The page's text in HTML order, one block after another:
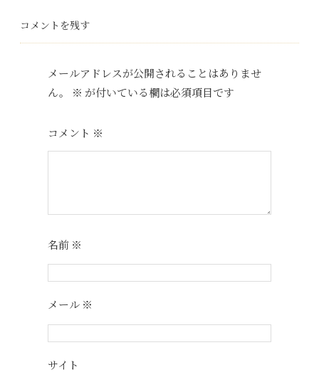
oker
t r
コメントを残す
メールアドレスが公開されることはありませ
ん。
※ が付いている欄は必須項目です
コメント ※
名前 ※
メール ※
サイト